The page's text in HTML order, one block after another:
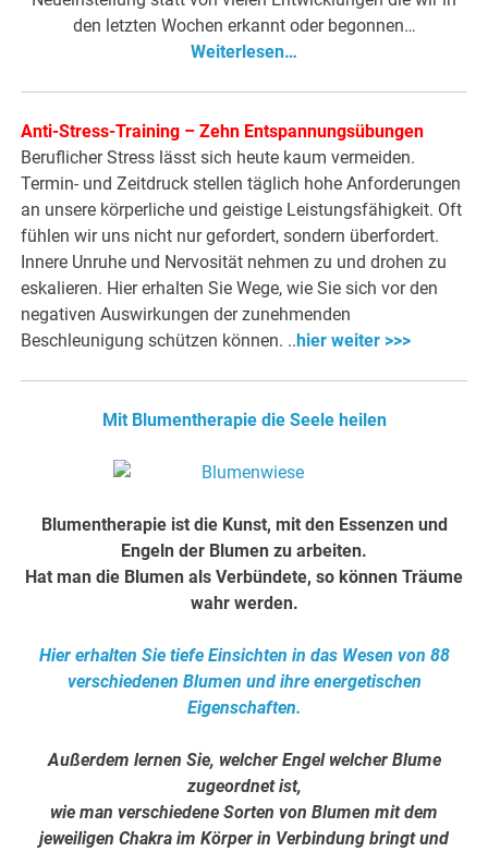
den letzten Wochen erkannt oder begonnen…
Weiterlesen…
Anti-Stress-Training – Zehn Entspannungsübungen
Beruflicher Stress lässt sich heute kaum vermeiden.
Termin- und Zeitdruck stellen täglich hohe Anforderungen
an unsere körperliche und geistige Leistungsfähigkeit. Oft
fühlen wir uns nicht nur gefordert, sondern überfordert.
Innere Unruhe und Nervosität nehmen zu und drohen zu
eskalieren. Hier erhalten Sie Wege, wie Sie sich vor den
negativen Auswirkungen der zunehmenden
Beschleunigung schützen können. ..hier weiter >>>
Mit Blumentherapie die Seele heilen
Blumentherapie ist die Kunst, mit den Essenzen und
Engeln der Blumen zu arbeiten.
Hat man die Blumen als Verbündete, so können Träume
wahr werden.
Hier erhalten Sie tiefe Einsichten in das Wesen von 88
verschiedenen Blumen und ihre energetischen
Eigenschaften.
Außerdem lernen Sie, welcher Engel welcher Blume
zugeordnet ist,
wie man verschiedene Sorten von Blumen mit dem
jeweiligen Chakra im Körper in Verbindung bringt und